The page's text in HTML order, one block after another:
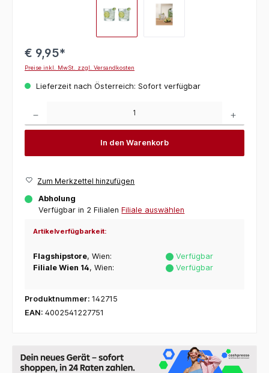
€ 9,95*
Preise inkl. MwSt. zzgl. Versandkosten
Lieferzeit nach Österreich: Sofort verfügbar
In den Warenkorb
Zum Merkzettel hinzufügen
Abholung
Verfügbar in 2 Filialen Filiale auswählen
Artikelverfügbarkeit:
Flagshipstore, Wien:
Verfügbar
Filiale Wien 14, Wien: Verfügbar
Produktnummer: 142715
EAN: 4002541227751